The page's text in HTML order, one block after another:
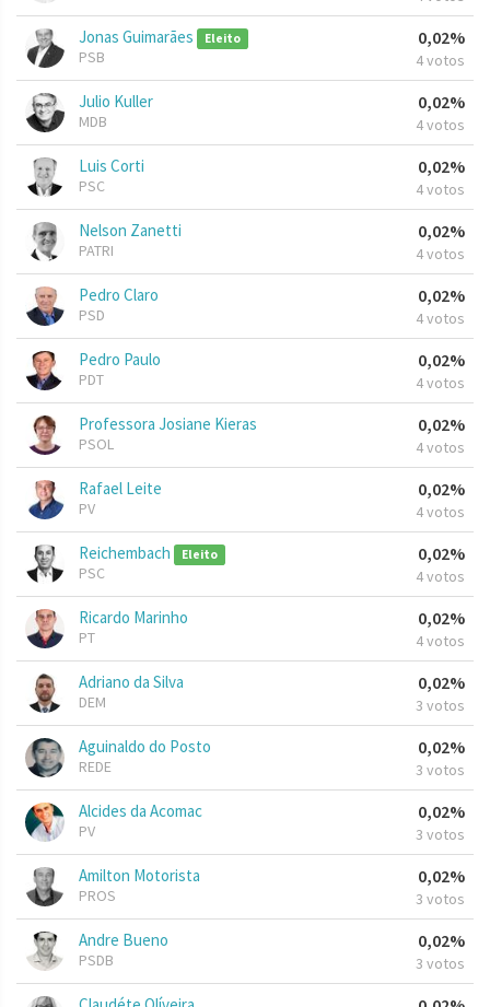
Jonas Guimarães Eleito
PSB
0,02%
4 votos
Julio Kuller
MDB
0,02%
4 votos
Luis Corti
PSC
0,02%
4 votos
Nelson Zanetti
PATRI
0,02%
4 votos
Pedro Claro
PSD
0,02%
4 votos
Pedro Paulo
PDT
0,02%
4 votos
Professora Josiane Kieras
PSOL
0,02%
4 votos
Rafael Leite
PV
0,02%
4 votos
Reichembach Eleito
PSC
0,02%
4 votos
Ricardo Marinho
PT
0,02%
4 votos
Adriano da Silva
DEM
0,02%
3 votos
Aguinaldo do Posto
REDE
0,02%
3 votos
Alcides da Acomac
PV
0,02%
3 votos
Amilton Motorista
PROS
0,02%
3 votos
Andre Bueno
PSDB
0,02%
3 votos